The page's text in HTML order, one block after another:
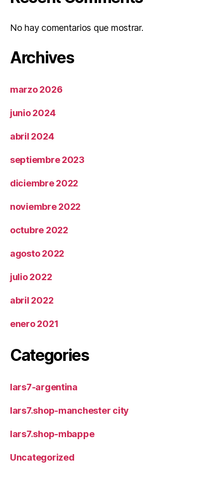
No hay comentarios que mostrar.
Archives
marzo 2026
junio 2024
abril 2024
septiembre 2023
diciembre 2022
noviembre 2022
octubre 2022
agosto 2022
julio 2022
abril 2022
enero 2021
Categories
lars7-argentina
lars7.shop-manchester city
lars7.shop-mbappe
Uncategorized